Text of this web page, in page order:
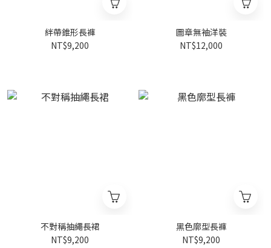
絆帶錐形長褲
NT$9,200
圖章無袖洋裝
NT$12,000
不對稱抽繩長裙
NT$9,200
黑色廓型長褲
NT$9,200